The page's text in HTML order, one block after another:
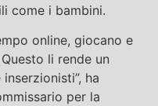
come i bambini.
online, giocano e
li rende un
ha
per la